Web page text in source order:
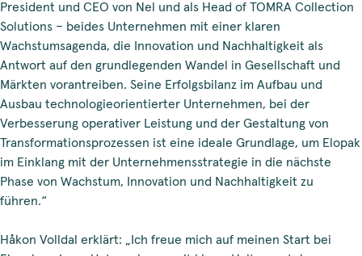
President und CEO von Nel und als Head of TOMRA Collection
Solutions – beides Unternehmen mit einer klaren
Wachstumsagenda, die Innovation und Nachhaltigkeit als
Antwort auf den grundlegenden Wandel in Gesellschaft und
Märkten vorantreiben. Seine Erfolgsbilanz im Aufbau und
Ausbau technologieorientierter Unternehmen, bei der
Verbesserung operativer Leistung und der Gestaltung von
Transformationsprozessen ist eine ideale Grundlage, um Elopak
im Einklang mit der Unternehmensstrategie in die nächste
Phase von Wachstum, Innovation und Nachhaltigkeit zu
führen.“
Håkon Volldal erklärt: „Ich freue mich auf meinen Start bei